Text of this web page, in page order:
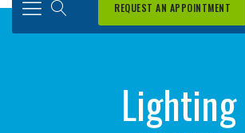
REQUEST AN APPOINTMENT
Lighting